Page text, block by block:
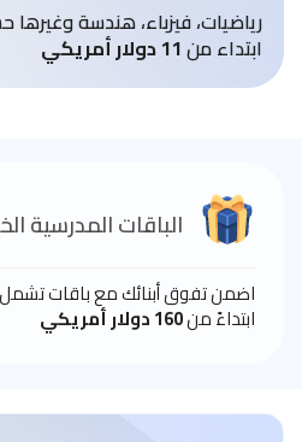
رياضيات، فيزباء، هندسة
ابتداء من11 دولار أمريكي
الباقات المدرسية
اضمن تفوق أبنائك مع باقات تشمل
ابتداءً من160 دولار أمريكي